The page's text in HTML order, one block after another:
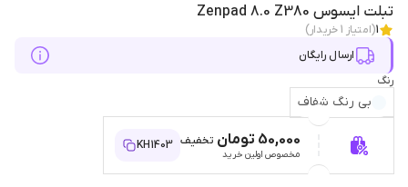
تبلت ایسوس Zenpad 8.0 Z380
1(امتیاز 1خریدار)
ارسال رایگان
رنگ
بی رنگ شفاف
50,000 تومان تخفیف
مخصوص اولین خرید
KH1403